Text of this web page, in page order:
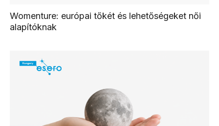
Womenture: európai tőkét és lehetőségeket női
alapítóknak